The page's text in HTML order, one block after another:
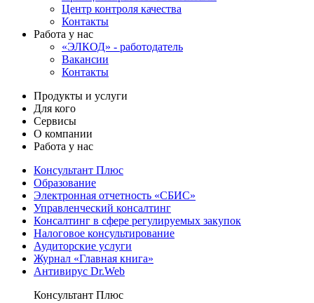
Центр контроля качества
Контакты
Работа у нас
«ЭЛКОД» - работодатель
Вакансии
Контакты
Продукты и услуги
Для кого
Сервисы
О компании
Работа у нас
Консультант Плюс
Образование
Электронная отчетность «СБИС»
Управленческий консалтинг
Консалтинг в сфере регулируемых закупок
Налоговое консультирование
Аудиторские услуги
Журнал «Главная книга»
Антивирус Dr.Web
Консультант Плюс